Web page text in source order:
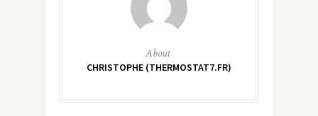
About
CHRISTOPHE (THERMOSTAT7.FR)